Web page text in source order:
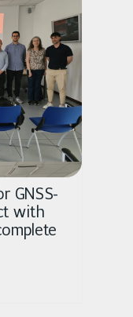
GNSS-
with